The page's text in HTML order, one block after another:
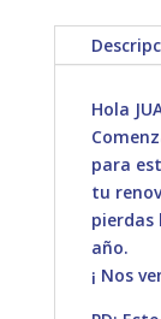
Hola
para
tu
pierdas
año.
¡ Nos